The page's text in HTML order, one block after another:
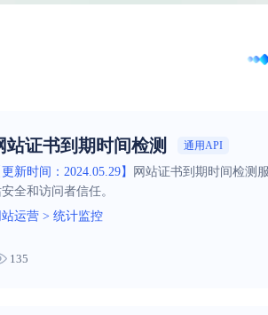
站证书到期时间检测 通用API
更新时间：2024.05.29】
网站证书到期时间检测
全和访问者信任。
站运营 > 统计监控
135